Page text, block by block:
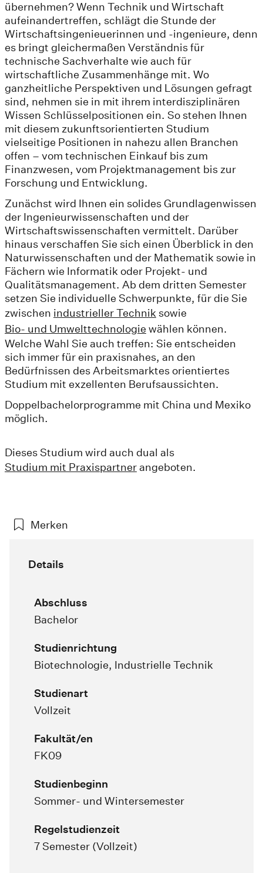
übernehmen? Wenn Technik und Wirtschaft
aufeinandertreffen, schlägt die Stunde der
Wirtschaftsingenieuerinnen und -ingenieure, denn
es bringt gleichermaßen Verständnis für
technische Sachverhalte wie auch für
wirtschaftliche Zusammenhänge mit. Wo
ganzheitliche Perspektiven und Lösungen gefragt
sind, nehmen sie in mit ihrem interdisziplinären
Wissen Schlüsselpositionen ein. So stehen Ihnen
mit diesem zukunftsorientierten Studium
vielseitige Positionen in nahezu allen Branchen
offen – vom technischen Einkauf bis zum
Finanzwesen, vom Projektmanagement bis zur
Forschung und Entwicklung.
Zunächst wird Ihnen ein solides Grundlagenwissen
der Ingenieurwissenschaften und der
Wirtschaftswissenschaften vermittelt. Darüber
hinaus verschaffen Sie sich einen Überblick in den
Naturwissenschaften und der Mathematik sowie in
Fächern wie Informatik oder Projekt- und
Qualitätsmanagement. Ab dem dritten Semester
setzen Sie individuelle Schwerpunkte, für die Sie
zwischen industrieller Technik sowie
Bio- und Umwelttechnologie wählen können.
Welche Wahl Sie auch treffen: Sie entscheiden
sich immer für ein praxisnahes, an den
Bedürfnissen des Arbeitsmarktes orientiertes
Studium mit exzellenten Berufsaussichten.
Doppelbachelorprogramme mit China und Mexiko
möglich.
Dieses Studium wird auch dual als
Studium mit Praxispartner angeboten.
Merken
Details
Abschluss
Bachelor
Studienrichtung
Biotechnologie, Industrielle Technik
Studienart
Vollzeit
Fakultät/en
FK09
Studienbeginn
Sommer- und Wintersemester
Regelstudienzeit
7 Semester (Vollzeit)